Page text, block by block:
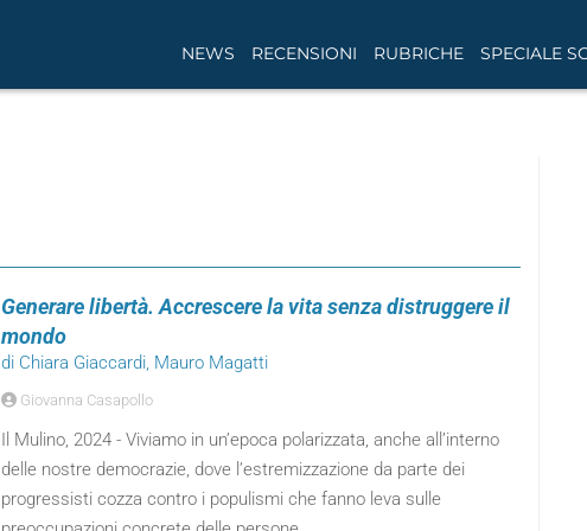
NEWS RECENSIONI RUBRICHE SPECIALE
Generare libertà. Accrescere la vita senza distruggere il
mondo
di Chiara Giaccardi, Mauro Magatti
Giovanna Casapollo
Il Mulino, 2024 - Viviamo in un’epoca polarizzata, anche all’interno
delle nostre democrazie, dove l’estremizzazione da parte dei
progressisti cozza contro i populismi che fanno leva sulle